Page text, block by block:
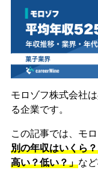
モロゾフ株式会社
る企業です。
この記事では、モ
別の年収はいくら
高い？低い？」な